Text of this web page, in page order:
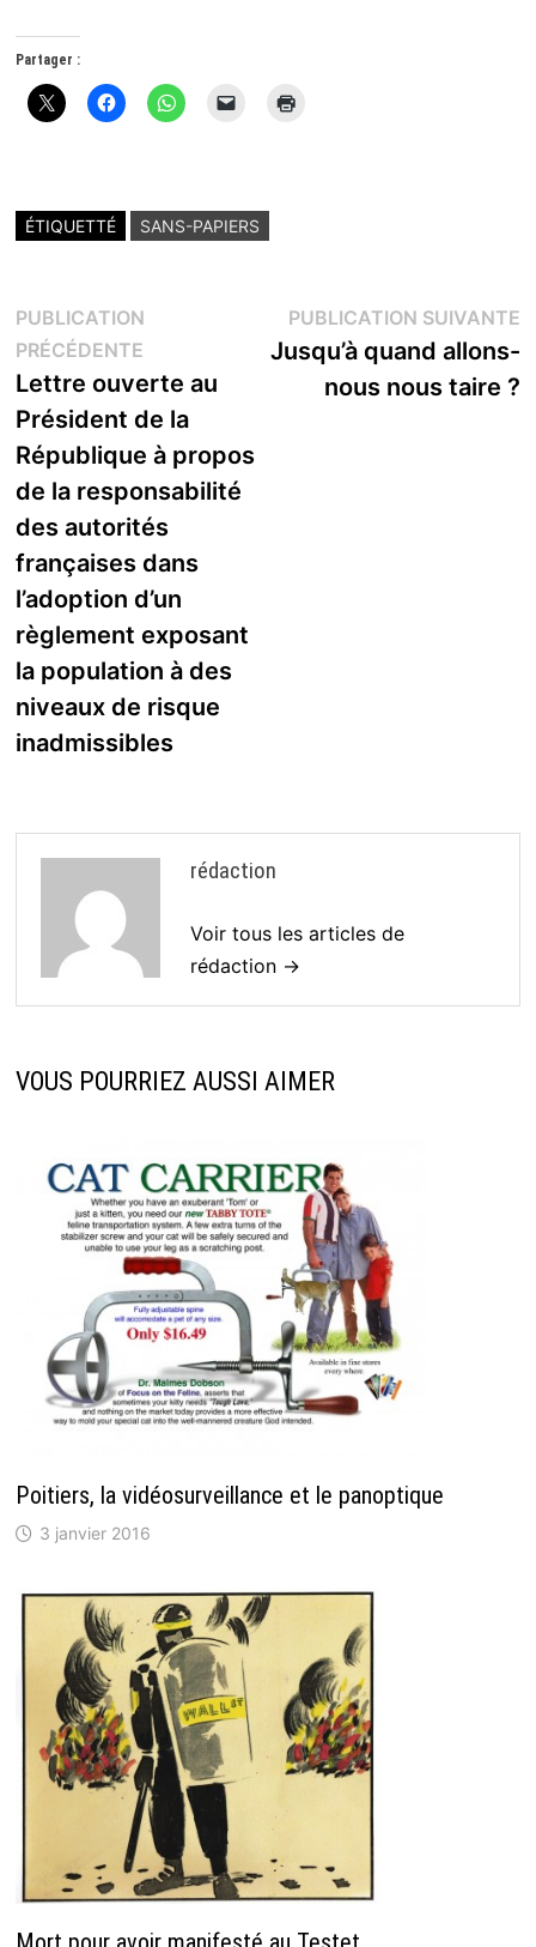
Partager :
ÉTIQUETTÉ SANS-PAPIERS
Navigation
de
l’article
PUBLICATION
PRÉCÉDENTEPublication
précédente :
Lettre ouverte au
Président de la
République à propos
de la responsabilité
des autorités
françaises dans
l’adoption d’un
règlement exposant
la population à des
niveaux de risque
inadmissibles
PUBLICATION SUIVANTE
Jusqu’à quand allons-
nous nous taire ?
rédaction
Voir tous les articles de
rédaction →
VOUS POURRIEZ AUSSI AIMER
Poitiers, la vidéosurveillance et le panoptique
3 janvier 2016